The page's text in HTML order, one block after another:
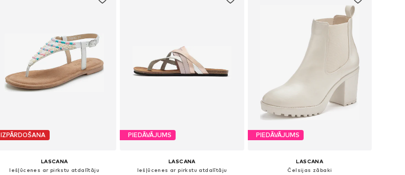
IZPĀRDOŠANA
LASCANA
Iešļūcenes ar pirkstu atdalītāju
PIEDĀVĀJUMS
LASCANA
Iešļūcenes ar pirkstu atdalītāju
PIEDĀVĀJUMS
LASCANA
Čelsijas zābaki